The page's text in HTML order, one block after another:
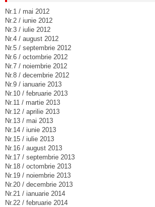
Nr.1 / mai 2012
Nr.2 / iunie 2012
Nr.3 / iulie 2012
Nr.4 / august 2012
Nr.5 / septembrie 2012
Nr.6 / octombrie 2012
Nr.7 / noiembrie 2012
Nr.8 / decembrie 2012
Nr.9 / ianuarie 2013
Nr.10 / februarie 2013
Nr.11 / martie 2013
Nr.12 / aprilie 2013
Nr.13 / mai 2013
Nr.14 / iunie 2013
Nr.15 / iulie 2013
Nr.16 / august 2013
Nr.17 / septembrie 2013
Nr.18 / octombrie 2013
Nr.19 / noiembrie 2013
Nr.20 / decembrie 2013
Nr.21 / ianuarie 2014
Nr.22 / februarie 2014